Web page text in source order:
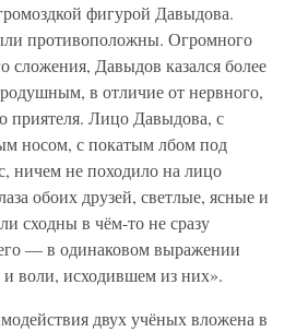
фигурой Давыдова.
противоположны. Огромного
сложения, Давыдов казался более
в отличие от нервного,
приятеля. Лицо Давыдова, с
носом, с покатым лбом под
ничем не походило на лицо
обоих друзей, светлые, ясные и
сходны в чём-то не сразу
— в одинаковом выражении
воли, исходившем из них».
двух учёных вложена в